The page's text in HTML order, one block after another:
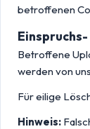
betroffenen
Betroffene
werden von
Für eilige
Hinweis: